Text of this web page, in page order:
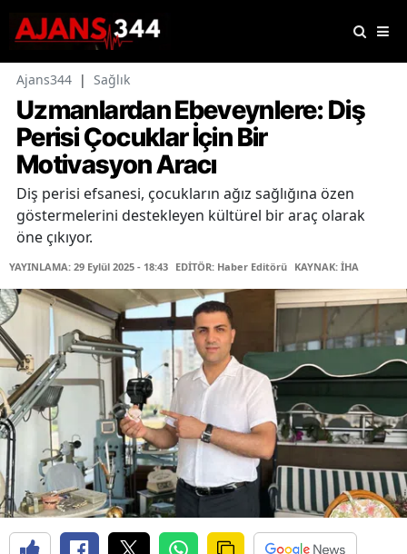
Ajans344 | Sağlık
Uzmanlardan Ebeveynlere: Diş
Perisi Çocuklar İçin Bir
Motivasyon Aracı
Diş perisi efsanesi, çocukların ağız sağlığına özen
göstermelerini destekleyen kültürel bir araç olarak
öne çıkıyor.
YAYINLAMA: 29 Eylül 2025 - 18:43 EDİTÖR: Haber Editörü KAYNAK: İHA